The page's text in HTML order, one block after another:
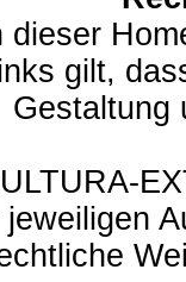
dieser
gilt,
Gestaltung